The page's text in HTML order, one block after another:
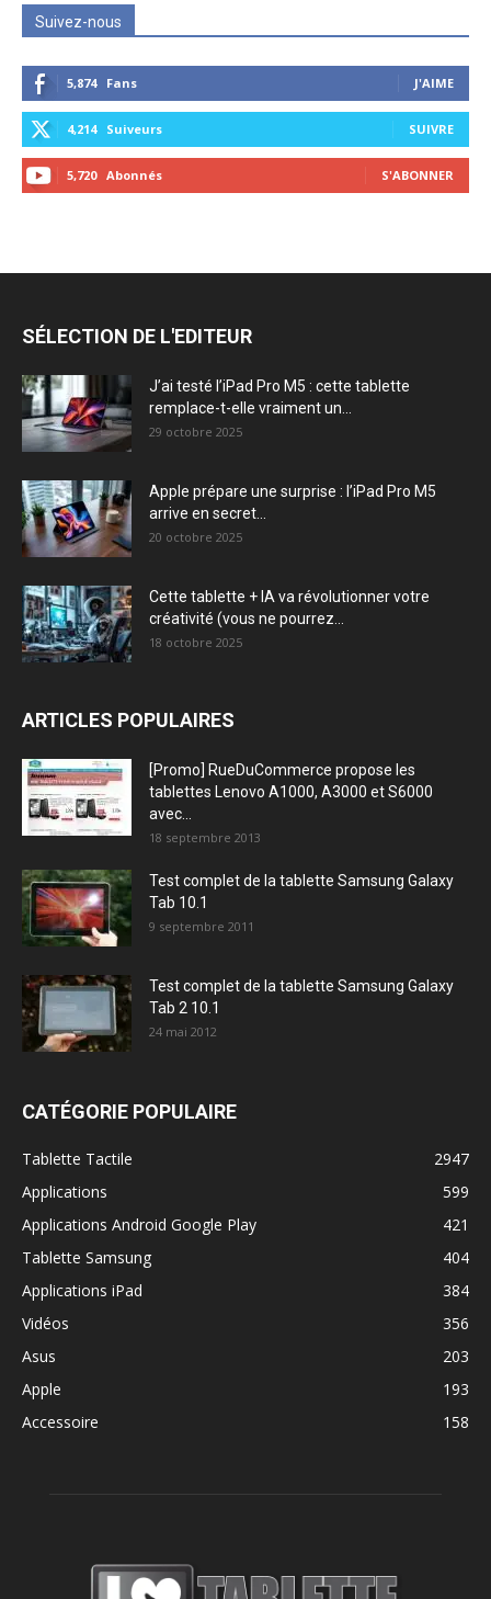
Suivez-nous
5,874 Fans J'AIME
4,214 Suiveurs SUIVRE
5,720 Abonnés S'ABONNER
SÉLECTION DE L'EDITEUR
J’ai testé l’iPad Pro M5 : cette tablette
remplace-t-elle vraiment un...
29 octobre 2025
Apple prépare une surprise : l’iPad Pro M5
arrive en secret...
20 octobre 2025
Cette tablette + IA va révolutionner votre
créativité (vous ne pourrez...
18 octobre 2025
ARTICLES POPULAIRES
[Promo] RueDuCommerce propose les
tablettes Lenovo A1000, A3000 et S6000
avec...
18 septembre 2013
Test complet de la tablette Samsung Galaxy
Tab 10.1
9 septembre 2011
Test complet de la tablette Samsung Galaxy
Tab 2 10.1
24 mai 2012
CATÉGORIE POPULAIRE
Tablette Tactile
2947
Applications
599
Applications Android Google Play
421
Tablette Samsung
404
Applications iPad
384
Vidéos
356
Asus
203
Apple
193
Accessoire
158